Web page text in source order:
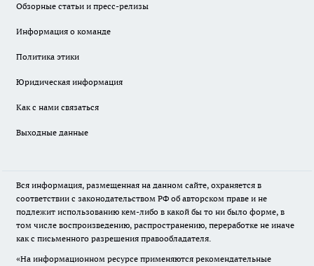
Обзорные статьи и пресс-релизы
Информация о команде
Политика этики
Юридическая информация
Как с нами связаться
Выходные данные
Вся информация, размещенная на данном сайте, охраняется в
соответствии с законодательством РФ об авторском праве и не
подлежит использованию кем-либо в какой бы то ни было форме, в
том числе воспроизведению, распространению, переработке не иначе
как с письменного разрешения правообладателя.
«На информационном ресурсе применяются рекомендательные